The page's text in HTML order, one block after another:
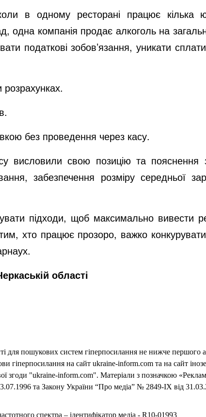
в одному ресторані працює кілька
компанія продає алкоголь на
податкові зобов’язання, уникати
без проведення через касу.
висловили свою позицію та
забезпечення розміру середньої
підходи, щоб максимально вивести
хто працює прозоро, важко
області
для пошукових систем гіперпосилання не нижче
гіперпосилання на сайт ukraine-inform.com та на сайт
"ukraine-inform.com". Матеріали з позначкою
та Закону України “Про медіа” № 2849-IX від
спектра – ідентифікатор медіа - R10-01993